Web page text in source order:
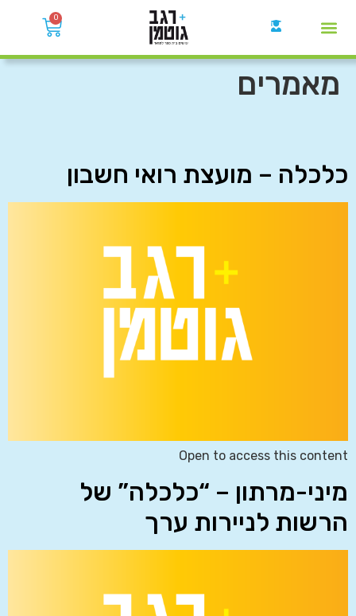
0
מאמרים
כלכלה – מועצת רואי חשבון
Open to access this content
מיני-מרתון – “כלכלה” של
הרשות לניירות ערך